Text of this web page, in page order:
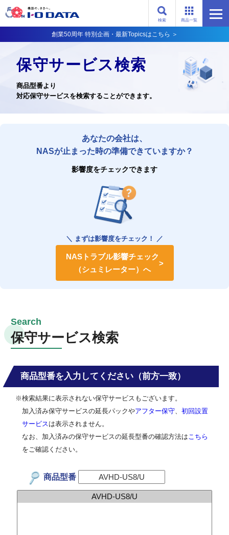
商品一覧
検索
創業50周年 特別企画・最新Topicsはこちら ＞
保守サービス検索
商品型番より
対応保守サービスを検索することができます。
あなたの会社は、
NASが止まった時の準備できていますか？
影響度をチェックできます
＼ まずは影響度をチェック！ ／
NASトラブル影響チェック
（シュミレーター）へ
保守サービス検索
商品型番を入力してください（前方一致）
※検索結果に表示されない保守サービスもございます。
加入済み保守サービスの延長パックやアフター保守
初回設置
サービス は表示されません。
なお、加入済みの保守サービスの延長型番の確認方法は こちら
をご確認ください。
商品型番